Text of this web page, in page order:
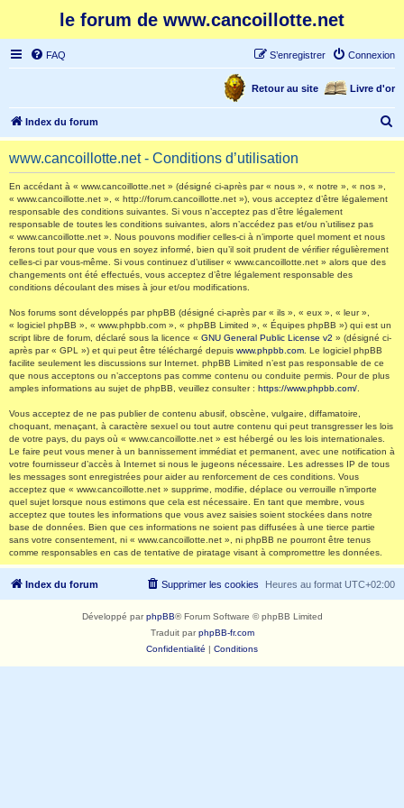
le forum de www.cancoillotte.net
FAQ Connexion
S’enregistrer
Livre d'or
Retour au site
Index du forum
e
www.cancoillotte.net - Conditions d’utilisation
En accédant à « www.cancoillotte.net » (désigné ci-après par « nous », « notre », « nos »,
« www.cancoillotte.net », « http://forum.cancoillotte.net »), vous acceptez d’être légalement
responsable des conditions suivantes. Si vous n’acceptez pas d’être légalement
responsable de toutes les conditions suivantes, alors n’accédez pas et/ou n’utilisez pas
« www.cancoillotte.net ». Nous pouvons modifier celles-ci à n’importe quel moment et nous
ferons tout pour que vous en soyez informé, bien qu’il soit prudent de vérifier régulièrement
celles-ci par vous-même. Si vous continuez d’utiliser « www.cancoillotte.net » alors que des
changements ont été effectués, vous acceptez d’être légalement responsable des
conditions découlant des mises à jour et/ou modifications.
Nos forums sont développés par phpBB (désigné ci-après par « ils », « eux », « leur »,
« logiciel phpBB », « www.phpbb.com », « phpBB Limited », « Équipes phpBB ») qui est un
script libre de forum, déclaré sous la licence « GNU General Public License v2 » (désigné ci-
après par « GPL ») et qui peut être téléchargé depuis www.phpbb.com . Le logiciel phpBB
facilite seulement les discussions sur Internet. phpBB Limited n’est pas responsable de ce
que nous acceptons ou n’acceptons pas comme contenu ou conduite permis. Pour de plus
amples informations au sujet de phpBB, veuillez consulter : https://www.phpbb.com/
Vous acceptez de ne pas publier de contenu abusif, obscène, vulgaire, diffamatoire,
choquant, menaçant, à caractère sexuel ou tout autre contenu qui peut transgresser les lois
de votre pays, du pays où « www.cancoillotte.net » est hébergé ou les lois internationales.
Le faire peut vous mener à un bannissement immédiat et permanent, avec une notification à
votre fournisseur d’accès à Internet si nous le jugeons nécessaire. Les adresses IP de tous
les messages sont enregistrées pour aider au renforcement de ces conditions. Vous
acceptez que « www.cancoillotte.net » supprime, modifie, déplace ou verrouille n’importe
quel sujet lorsque nous estimons que cela est nécessaire. En tant que membre, vous
acceptez que toutes les informations que vous avez saisies soient stockées dans notre
base de données. Bien que ces informations ne soient pas diffusées à une tierce partie
sans votre consentement, ni « www.cancoillotte.net », ni phpBB ne pourront être tenus
comme responsables en cas de tentative de piratage visant à compromettre les données.
Index du forum Heures au format UTC+02:00
Supprimer les cookies
Développé parphpBB® Forum Software © phpBB Limited
Traduit parphpBB-fr.com
Confidentialité | Conditions